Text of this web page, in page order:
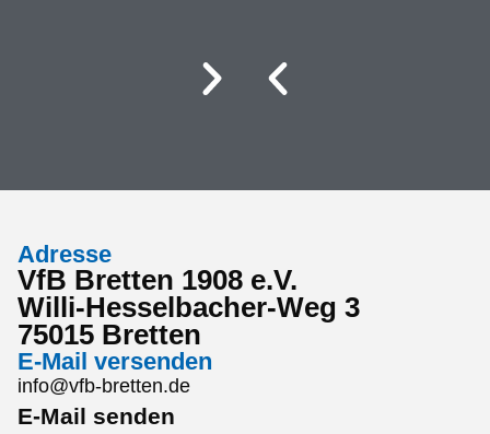
Adresse
VfB Bretten 1908 e.V.
Willi-Hesselbacher-Weg 3
75015 Bretten
E-Mail versenden
info@vfb-bretten.de
E-Mail senden